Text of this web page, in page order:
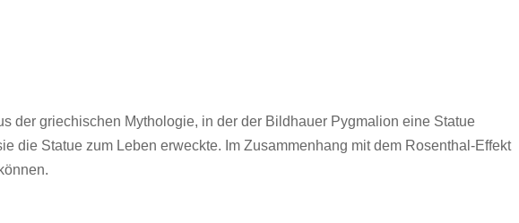
der griechischen Mythologie, in der der Bildhauer Pygmalion eine Statue
die Statue zum Leben erweckte. Im Zusammenhang mit dem Rosenthal-Effekt